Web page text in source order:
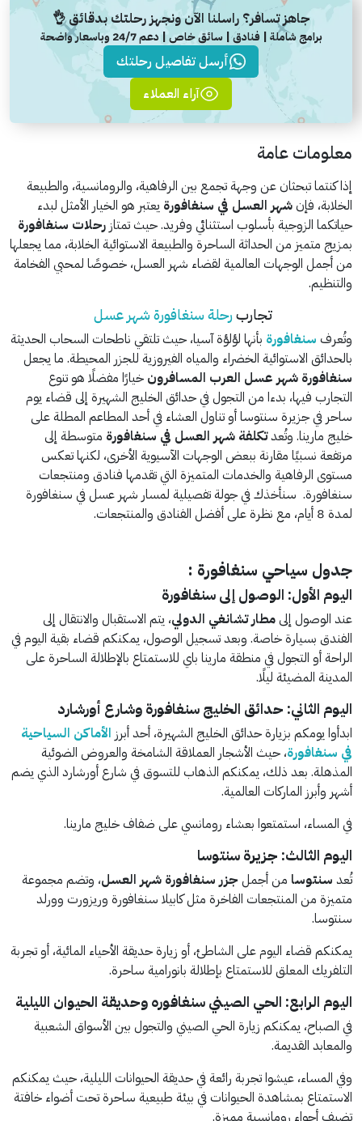
جاهز تسافر؟ راسلنا الآن ونجهز رحلتك بدقائق 👌
برامج شاملة | فنادق | سائق خاص | دعم 24/7 وباسعار واضحة
أرسل تفاصيل رحلتك
آراء العملاء
معلومات عامة
إذا كنتما تبحثان عن وجهة تجمع بين الرفاهية، والرومانسية، والطبيعة
الخلابة، فإنشهر العسل في سنغافورة يعتبر هو الخيار الأمثل لبدء
حياتكما الزوجية بأسلوب استثنائي وفريد. حيث تمتاز رحلات سنغافورة
بمزيج متميز من الحداثة الساحرة والطبيعة الاستوائية الخلابة، مما يجعلها
من أجمل الوجهات العالمية لقضاء شهر العسل، خصوصًا لمحبي الفخامة
والتنظيم.
تجاربرحلة سنغافورة شهر عسل
وتُعرف سنغافورة بأنها لؤلؤة آسيا، حيث تلتقي ناطحات السحاب الحديثة
بالحدائق الاستوائية الخضراء والمياه الفيروزية للجزر المحيطة. ما يجعل
سنغافورة شهر عسل العرب المسافرون خيارًا مفضلًا هو تنوع
التجارب فيها، بدءا من التجول في حدائق الخليج الشهيرة إلى قضاء يوم
ساحر في جزيرة سنتوسا أو تناول العشاء في أحد المطاعم المطلة على
خليج مارينا. وتُعدتكلفة شهر العسل في سنغافورة متوسطة إلى
مرتفعة نسبيًا مقارنة ببعض الوجهات الآسيوية الأخرى، لكنها تعكس
مستوى الرفاهية والخدمات المتميزة التي تقدمها فنادق ومنتجعات
سنغافورة. سنأخذك في جولة تفصيلية لمسار شهر عسل في سنغافورة
لمدة 8 أيام، مع نظرة على أفضل الفنادق والمنتجعات.
جدول سياحي سنغافورة :
اليوم الأول: الوصول إلى سنغافورة
عند الوصول إلىمطار تشانغي الدولي، يتم الاستقبال والانتقال إلى
الفندق بسيارة خاصة. وبعد تسجيل الوصول، يمكنكم قضاء بقية اليوم في
الراحة أو التجول في منطقة مارينا باي للاستمتاع بالإطلالة الساحرة على
المدينة المضيئة ليلًا.
اليوم الثاني: حدائق الخليج سنغافورة وشارع أورشارد
ابدأوا يومكم بزيارة حدائق الخليج الشهيرة، أحد أبرز الأماكن السياحية
في سنغافورة، حيث الأشجار العملاقة الشامخة والعروض الضوئية
المذهلة. بعد ذلك، يمكنكم الذهاب للتسوق في شارع أورشارد الذي يضم
أشهر وأبرز الماركات العالمية.
في المساء، استمتعوا بعشاء رومانسي على ضفاف خليج مارينا.
اليوم الثالث: جزيرة سنتوسا
تُعد سنتوسا من أجمل جزر سنغافورة شهر العسل، وتضم مجموعة
متميزة من المنتجعات الفاخرة مثل كابيلا سنغافورة وريزورت وورلد
سنتوسا.
يمكنكم قضاء اليوم على الشاطئ، أو زيارة حديقة الأحياء المائية، أو تجربة
التلفريك المعلق للاستمتاع بإطلالة بانورامية ساحرة.
اليوم الرابع: الحي الصيني سنغافوره وحديقة الحيوان الليلية
في الصباح، يمكنكم زيارة الحي الصيني والتجول بين الأسواق الشعبية
والمعابد القديمة.
وفي المساء، عيشوا تجربة رائعة في حديقة الحيوانات الليلية، حيث يمكنكم
الاستمتاع بمشاهدة الحيوانات في بيئة طبيعية ساحرة تحت أضواء خافتة